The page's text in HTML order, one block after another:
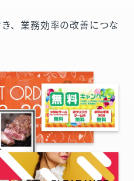
、業務効率の改善につな